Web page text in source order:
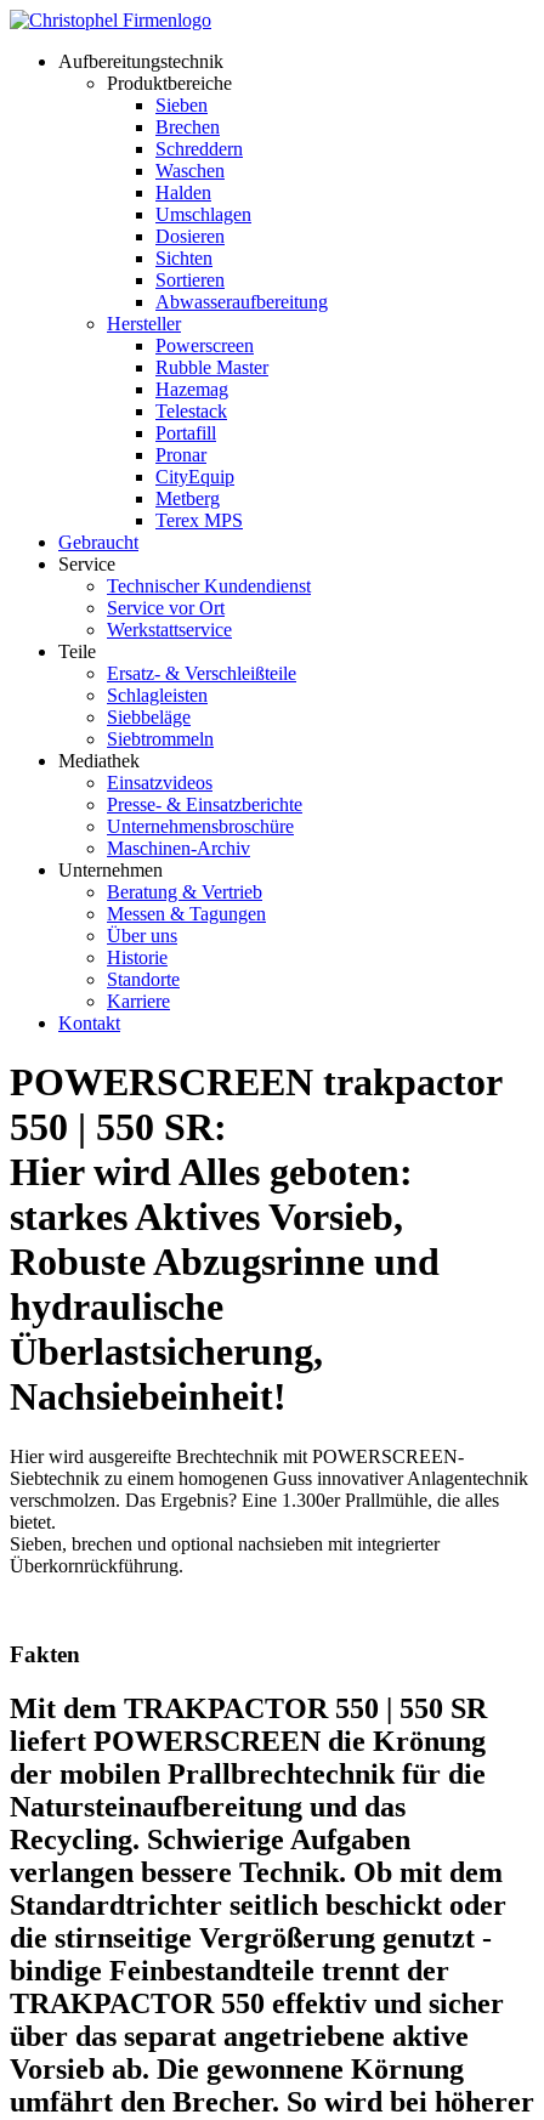
Aufbereitungstechnik
Produktbereiche
Sieben
Brechen
Schreddern
Waschen
Halden
Umschlagen
Dosieren
Sichten
Sortieren
Abwasseraufbereitung
Hersteller
Powerscreen
Rubble Master
Hazemag
Telestack
Portafill
Pronar
CityEquip
Metberg
Terex MPS
Gebraucht
Service
Technischer Kundendienst
Service vor Ort
Werkstattservice
Teile
Ersatz- & Verschleißteile
Schlagleisten
Siebbeläge
Siebtrommeln
Mediathek
Einsatzvideos
Presse- & Einsatzberichte
Unternehmensbroschüre
Maschinen-Archiv
Unternehmen
Beratung & Vertrieb
Messen & Tagungen
Über uns
Historie
Standorte
Karriere
Kontakt
POWERSCREEN trakpactor
550 | 550 SR:
Hier wird Alles geboten:
starkes Aktives Vorsieb,
Robuste Abzugsrinne und
hydraulische
Überlastsicherung,
Nachsiebeinheit!
Hier wird ausgereifte Brechtechnik mit POWERSCREEN-
Siebtechnik zu einem homogenen Guss innovativer Anlagentechnik
verschmolzen. Das Ergebnis? Eine 1.300er Prallmühle, die alles
bietet.
Sieben, brechen und optional nachsieben mit integrierter
Überkornrückführung.
Fakten
Mit dem TRAKPACTOR 550 | 550 SR
liefert POWERSCREEN die Krönung
der mobilen Prallbrechtechnik für die
Natursteinaufbereitung und das
Recycling. Schwierige Aufgaben
verlangen bessere Technik. Ob mit dem
Standardtrichter seitlich beschickt oder
die stirnseitige Vergrößerung genutzt -
bindige Feinbestandteile trennt der
TRAKPACTOR 550 effektiv und sicher
über das separat angetriebene aktive
Vorsieb ab. Die gewonnene Körnung
umfährt den Brecher. So wird bei höherer